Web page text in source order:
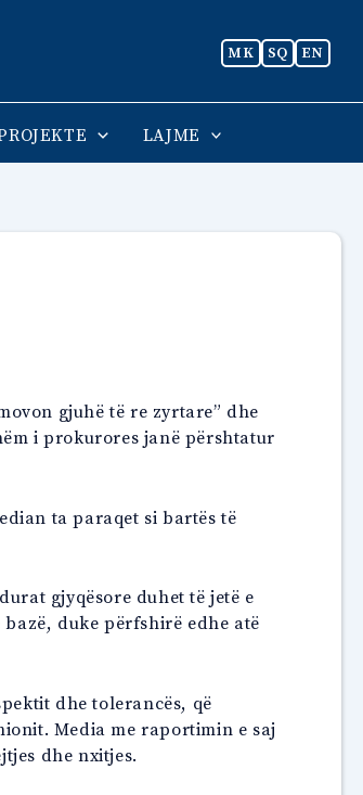
MK SQ EN
LAJME
gjuhë të re zyrtare” dhe
i prokurores janë përshtatur
ta paraqet si bartës të
gjyqësore duhet të jetë e
duke përfshirë edhe atë
dhe tolerancës, që
Media me raportimin e saj
dhe nxitjes.